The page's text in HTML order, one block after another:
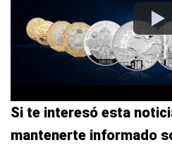
Si te interesó esta
mantenerte informado